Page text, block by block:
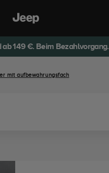
ab 149 €. Beim Bezahlvorgang.
mit aufbewahrungsfach